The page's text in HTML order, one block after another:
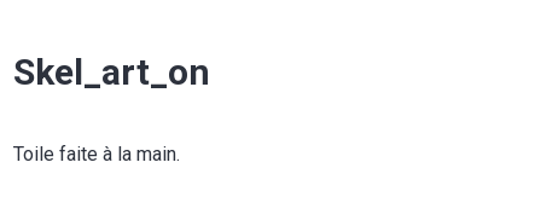
Skel_art_on
Toile faite à la main.